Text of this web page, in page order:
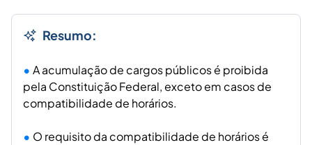
Resumo:
A acumulação de cargos públicos é proibida
pela Constituição Federal, exceto em casos de
compatibilidade de horários.
O requisito da compatibilidade de horários é